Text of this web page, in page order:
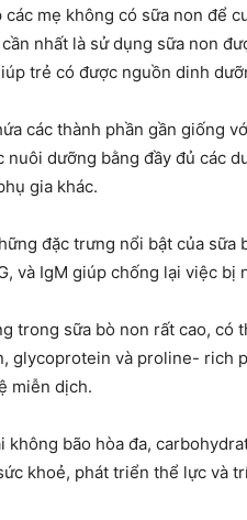
mẹ không có sữa non để
nhất là sử dụng sữa non
trẻ có được nguồn dinh
các thành phần gần giống
dưỡng bằng đầy đủ các
gia khác.
đặc trưng nổi bật của sữa
và IgM giúp chống lại việc bị
trong sữa bò non rất cao, có
glycoprotein và proline- rich
miễn dịch.
bão hòa đa,
khoẻ, phát triển thể lực và